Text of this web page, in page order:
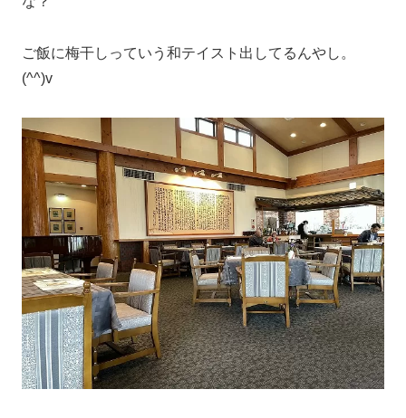
ご飯に梅干しっていう和テイスト出してるんやし。
(^^)v